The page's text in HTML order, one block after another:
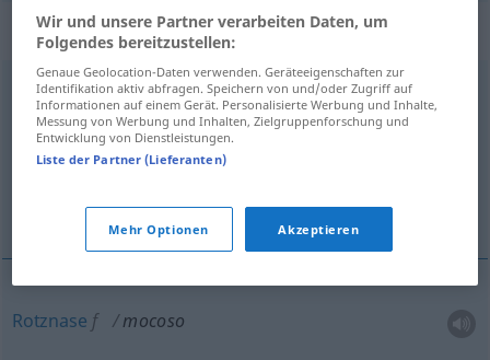
„mocoso“: masculino
mocoso [moˈkoso]m,mocosaf FIG
Übersicht aller Übersetzungen
(Für mehr Details die Übersetzung anklicken/antippen)
Rotznase, Göre
Rotznase f mocoso
Wir und unsere Partner verarbeiten Daten, um
Folgendes bereitzustellen:
Genaue Geolocation-Daten verwenden. Geräteeigenschaften zur
Identifikation aktiv abfragen. Speichern von und/oder Zugriff auf
Informationen auf einem Gerät. Personalisierte Werbung und Inhalte,
Messung von Werbung und Inhalten, Zielgruppenforschung und
Entwicklung von Dienstleistungen.
Liste der Partner (Lieferanten)
Mehr Optionen Akzeptieren